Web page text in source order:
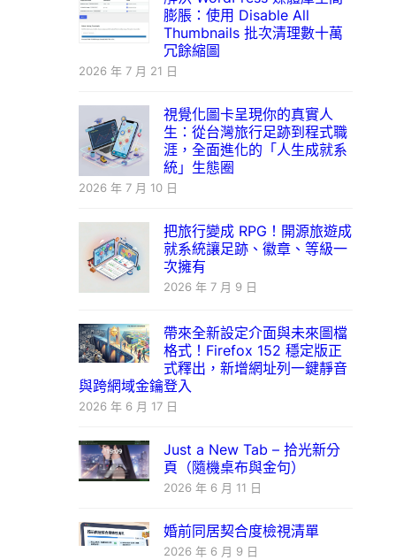
膨脹：使用 Disable All
Thumbnails 批次清理數十萬
冗餘縮圖
2026 年 7 月 21 日
視覺化圖卡呈現你的真實人
生：從台灣旅行足跡到程式職
涯，全面進化的「人生成就系
統」生態圈
2026 年 7 月 10 日
把旅行變成 RPG！開源旅遊成
就系統讓足跡、徽章、等級一
次擁有
2026 年 7 月 9 日
帶來全新設定介面與未來圖檔
格式！Firefox 152 穩定版正
式釋出，新增網址列一鍵靜音
與跨網域金鑰登入
2026 年 6 月 17 日
Just a New Tab – 拾光新分
頁（隨機桌布與金句）
2026 年 6 月 11 日
婚前同居契合度檢視清單
2026 年 6 月 9 日